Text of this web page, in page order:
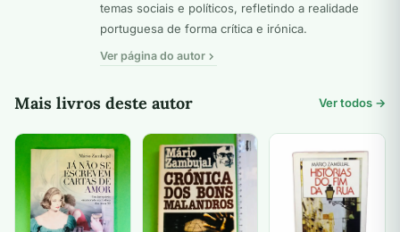
temas sociais e políticos, refletindo a realidade
portuguesa de forma crítica e irónica.
Ver página do autor
Mais livros deste autor Ver todos →